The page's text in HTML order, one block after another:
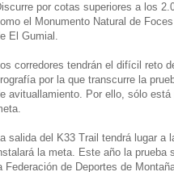
por cotas superiores a los
el Monumento Natural de
El Gumial.
corredores tendrán el difícil reto
por la que transcurre la
avituallamiento. Por ello, sólo
salida del K33 Trail tendrá lugar a
la meta. Este año la prueba
Federación de Deportes de